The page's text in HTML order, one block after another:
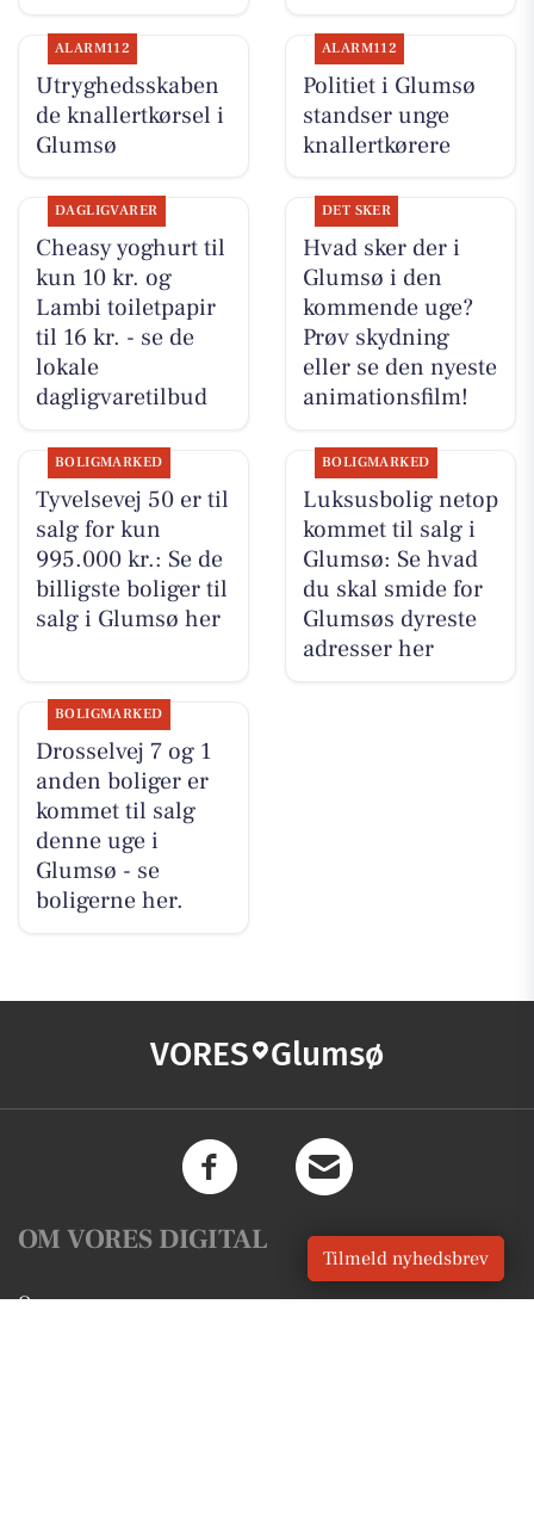
ALARM112
Utryghedsskaben
de knallertkørsel i
Glumsø
ALARM112
Politiet i Glumsø
standser unge
knallertkørere
DAGLIGVARER
Cheasy yoghurt til
kun 10 kr. og
Lambi toiletpapir
til 16 kr. - se de
lokale
dagligvaretilbud
DET SKER
Hvad sker der i
Glumsø i den
kommende uge?
Prøv skydning
eller se den nyeste
animationsfilm!
BOLIGMARKED
Tyvelsevej 50 er til
salg for kun
995.000 kr.: Se de
billigste boliger til
salg i Glumsø her
BOLIGMARKED
Luksusbolig netop
kommet til salg i
Glumsø: Se hvad
du skal smide for
Glumsøs dyreste
adresser her
BOLIGMARKED
Drosselvej 7 og 1
anden boliger er
kommet til salg
denne uge i
Glumsø - se
boligerne her.
VORES Glumsø
OM VORES DIGITAL
Om os
Tilmeld nyhedsbrev